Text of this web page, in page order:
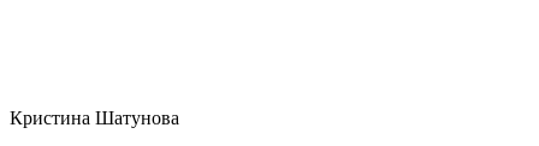
Кристина Шатунова